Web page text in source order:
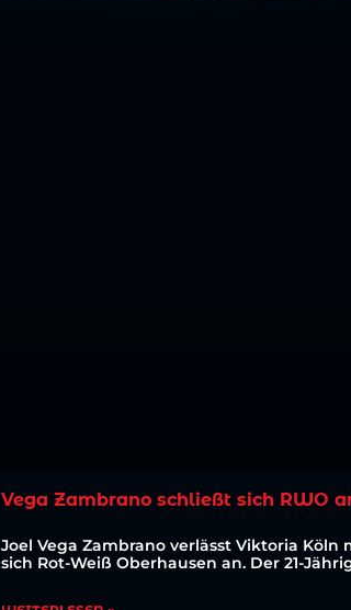
Vega Zambrano schließt sich RWO
Joel Vega Zambrano verlässt Viktoria
sich Rot-Weiß Oberhausen an. Der 21-